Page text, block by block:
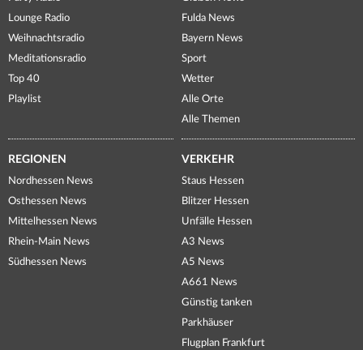
Lounge Radio
Weihnachtsradio
Meditationsradio
Top 40
Playlist
Fulda News
Bayern News
Sport
Wetter
Alle Orte
Alle Themen
REGIONEN
Nordhessen News
Osthessen News
Mittelhessen News
Rhein-Main News
Südhessen News
VERKEHR
Staus Hessen
Blitzer Hessen
Unfälle Hessen
A3 News
A5 News
A661 News
Günstig tanken
Parkhäuser
Flugplan Frankfurt